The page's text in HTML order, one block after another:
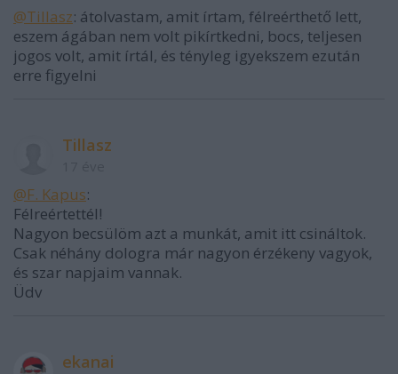
@Tillasz: átolvastam, amit írtam, félreérthető lett,
eszem ágában nem volt pikírtkedni, bocs, teljesen
jogos volt, amit írtál, és tényleg igyekszem ezután
erre figyelni
Tillasz
@F. Kapus:
Félreértettél!
Nagyon becsülöm azt a munkát, amit itt csináltok.
Csak néhány dologra már nagyon érzékeny vagyok,
és szar napjaim vannak.
Üdv
ekanai